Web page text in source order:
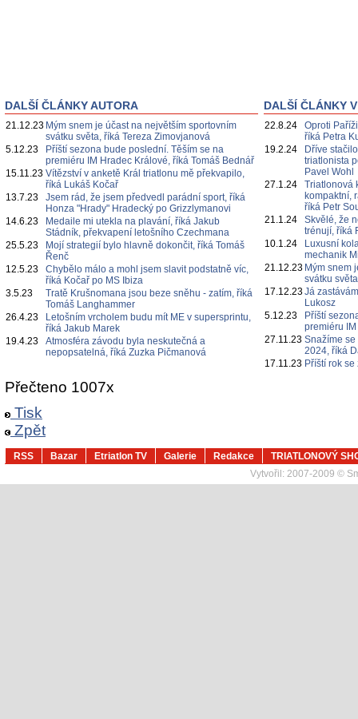
DALŠÍ ČLÁNKY AUTORA
21.12.23 Mým snem je účast na největším sportovním
svátku světa, říká Tereza Zimovjanová
5.12.23
Příští sezona bude poslední. Těším se na
premiéru IM Hradec Králové, říká Tomáš Bednář
15.11.23 Vítězství v anketě Král triatlonu mě překvapilo,
říká Lukáš Kočař
13.7.23
Jsem rád, že jsem předvedl parádní sport, říká
Honza "Hrady" Hradecký po Grizzlymanovi
14.6.23
Medaile mi utekla na plavání, říká Jakub
Stádník, překvapení letošního Czechmana
25.5.23
Mojí strategií bylo hlavně dokončit, říká Tomáš
Řenč
12.5.23
Chybělo málo a mohl jsem slavit podstatně víc,
říká Kočař po MS Ibiza
3.5.23
Tratě Krušnomana jsou beze sněhu - zatím, říká
Tomáš Langhammer
26.4.23
Letošním vrcholem budu mít ME v supersprintu,
říká Jakub Marek
19.4.23
Atmosféra závodu byla neskutečná a
nepopsatelná, říká Zuzka Pičmanová
DALŠÍ ČLÁNKY
22.8.24
Oproti
říká Petra
19.2.24
Dříve
triatlonista
Pavel Wohl
27.1.24
Triatlonová
kompaktní,
říká Petr
21.1.24
Skvělé, že
trénují, říká
10.1.24
Luxusní
mechanik
21.12.23 Mým snem
svátku
17.12.23Já
Lukosz
5.12.23
Příští
premiéru
27.11.23 Snažíme
2024, říká
17.11.23 Příští rok
Přečteno 1007x
Tisk
Zpět
RSS Bazar Etriatlon TV Galerie Redakce
TRIATLONOVÝ
Vytvořil: 2007-2009 ©